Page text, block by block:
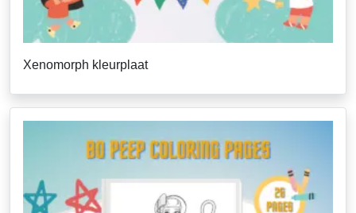
Xenomorph kleurplaat